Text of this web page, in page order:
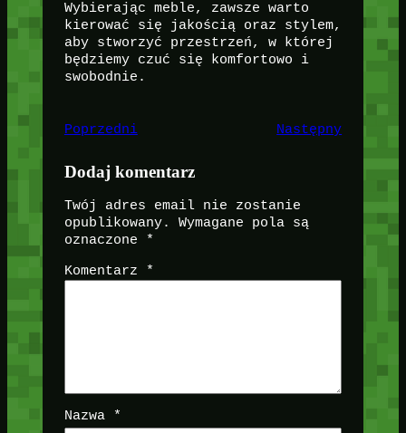
Wybierając meble, zawsze warto
kierować się jakością oraz stylem,
aby stworzyć przestrzeń, w której
będziemy czuć się komfortowo i
swobodnie.
Poprzedni Następny
Dodaj komentarz
Twój adres email nie zostanie
opublikowany.
Wymagane pola są
oznaczone
*
Komentarz *
Nazwa *